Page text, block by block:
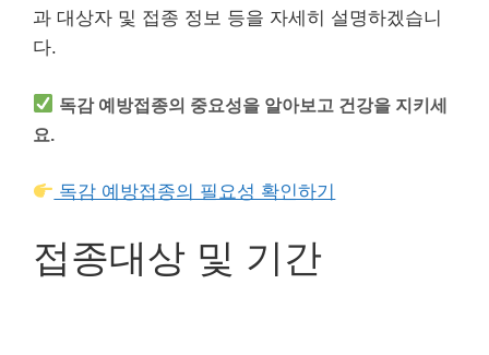
과 대상자 및 접종 정보 등을 자세히 설명하겠습니
다.
독감 예방접종의 중요성을 알아보고 건강을 지키세
요.
독감 예방접종의 필요성 확인하기
접종대상 및 기간